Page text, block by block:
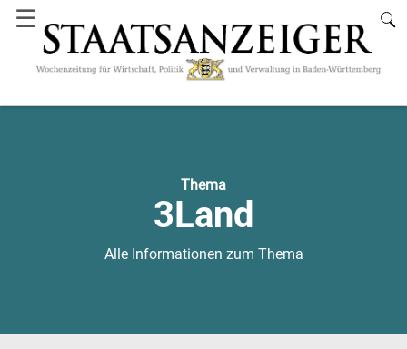
☰
Thema
3Land
Alle Informationen zum Thema